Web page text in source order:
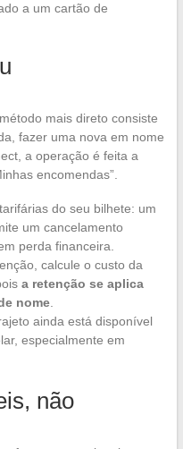
a um cartão de
mais direto consiste
fazer uma nova em nome
a operação é feita a
encomendas”.
do seu bilhete: um
um cancelamento
perda financeira.
calcule o custo da
a retenção se aplica
nome.
ainda está disponível
especialmente em
não